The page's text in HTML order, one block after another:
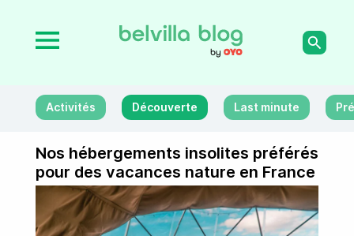
Activités Découverte Last minute
Nos hébergements insolites préférés
pour des vacances nature en France